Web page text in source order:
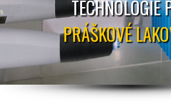
TECHNOLOGIE
PRÁŠKOVÉ